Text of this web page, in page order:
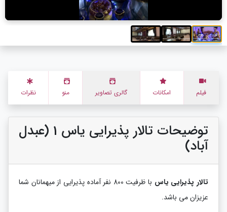
فیلم امکانات گالری تصاویر منو نظرات
توضیحات تالار پذیرایی یاس 1 (عبدل
آباد)
تالار پذیرایی یاس
با ظرفیت 800 نفر آماده پذیرایی از میهمانان شما
عزیزان می باشد.